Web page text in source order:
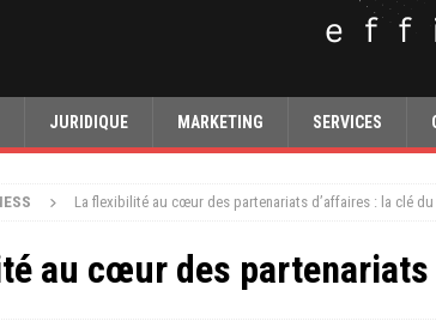
JURIDIQUE MARKETING SERVICES
La flexibilité au cœur des partenariats d’affaires : la clé
au cœur des